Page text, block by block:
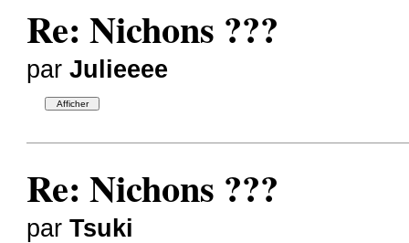
Re: Nichons ???
parJulieeee
Re: Nichons ???
parTsuki